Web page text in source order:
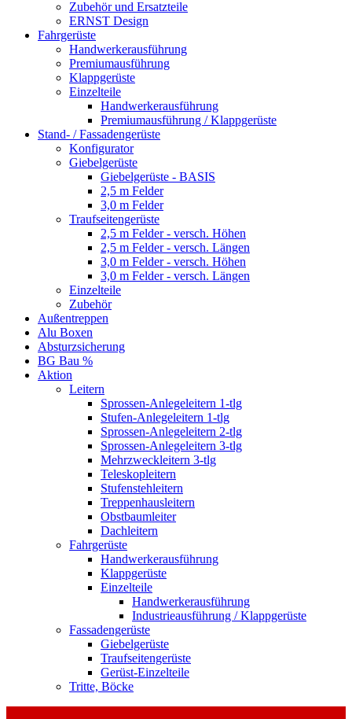
Zubehör und Ersatzteile
ERNST Design
Fahrgerüste
Handwerkerausführung
Premiumausführung
Klappgerüste
Einzelteile
Handwerkerausführung
Premiumausführung / Klappgerüste
Stand- / Fassadengerüste
Konfigurator
Giebelgerüste
Giebelgerüste - BASIS
2,5 m Felder
3,0 m Felder
Traufseitengerüste
2,5 m Felder - versch. Höhen
2,5 m Felder - versch. Längen
3,0 m Felder - versch. Höhen
3,0 m Felder - versch. Längen
Einzelteile
Zubehör
Außentreppen
Alu Boxen
Absturzsicherung
BG Bau %
Aktion
Leitern
Sprossen-Anlegeleitern 1-tlg
Stufen-Anlegeleitern 1-tlg
Sprossen-Anlegeleitern 2-tlg
Sprossen-Anlegeleitern 3-tlg
Mehrzweckleitern 3-tlg
Teleskopleitern
Stufenstehleitern
Treppenhausleitern
Obstbaumleiter
Dachleitern
Fahrgerüste
Handwerkerausführung
Klappgerüste
Einzelteile
Handwerkerausführung
Industrieausführung / Klappgerüste
Fassadengerüste
Giebelgerüste
Traufseitengerüste
Gerüst-Einzelteile
Tritte, Böcke